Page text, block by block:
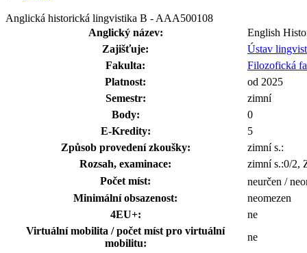
Anglická historická lingvistika B - AAA500108
Anglický název:
English
Zajišťuje:
Ústav
Fakulta:
Filozofická
Platnost:
od 2025
Semestr:
zimní
Body:
0
E-Kredity:
5
Způsob provedení zkoušky:
zimní s.:
Rozsah, examinace:
zimní s.:0/2,
Počet míst:
neurčen /
Minimální obsazenost:
neomezen
4EU+:
ne
Virtuální mobilita / počet míst pro virtuální
mobilitu:
ne